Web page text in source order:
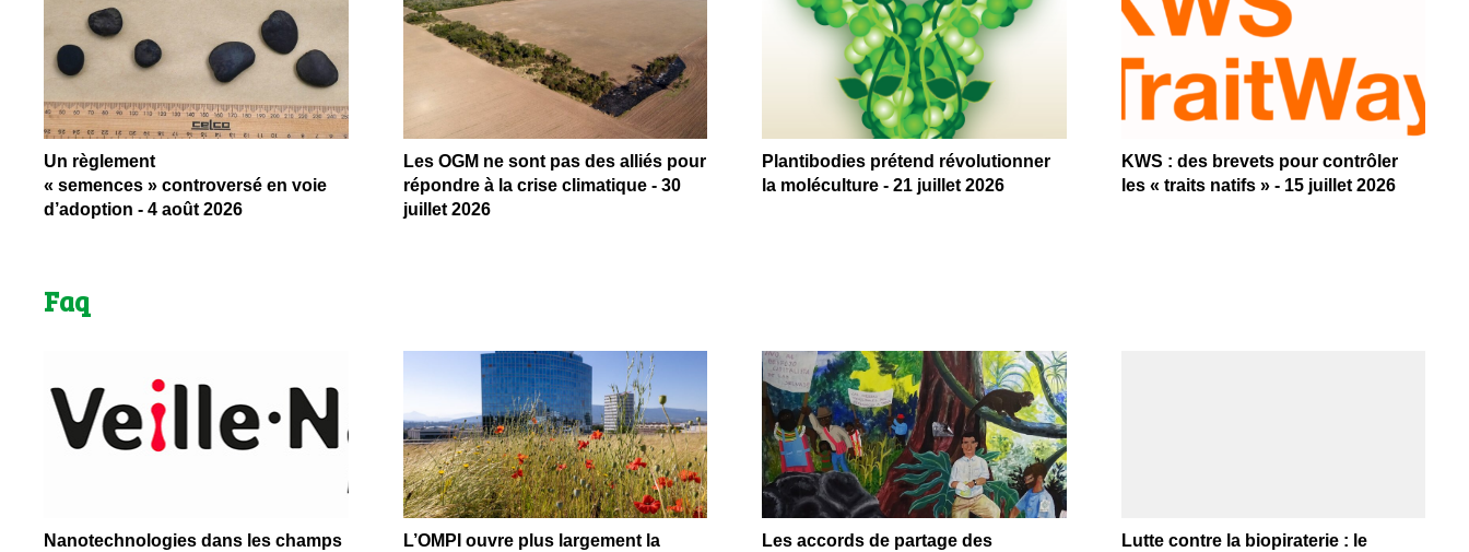
Un règlement
« semences » controversé en voie
d’adoption - 4 août 2026
Les OGM ne sont pas des alliés pour
répondre à la crise climatique - 30
juillet 2026
Plantibodies prétend révolutionner
la moléculture - 21 juillet 2026
KWS : des brevets pour contrôler
les « traits natifs » - 15 juillet 2026
Faq
Nanotechnologies dans les champs
L’OMPI ouvre plus largement la
Les accords de partage des
Lutte contre la biopiraterie : le